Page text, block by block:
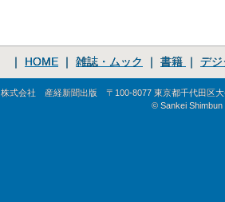
HOME 雑誌・ムック 書籍 デ
株式会社 産経新聞出版 〒100-8077 東京都千代田区
© Sankei Shimbun